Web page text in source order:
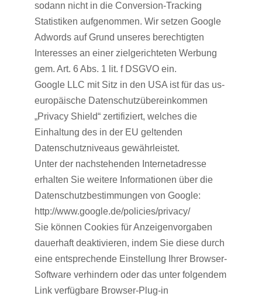
sodann nicht in die Conversion-Tracking
Statistiken aufgenommen. Wir setzen Google
Adwords auf Grund unseres berechtigten
Interesses an einer zielgerichteten Werbung
gem. Art. 6 Abs. 1 lit. f DSGVO ein.
Google LLC mit Sitz in den USA ist für das us-
europäische Datenschutzübereinkommen
„Privacy Shield“ zertifiziert, welches die
Einhaltung des in der EU geltenden
Datenschutzniveaus gewährleistet.
Unter der nachstehenden Internetadresse
erhalten Sie weitere Informationen über die
Datenschutzbestimmungen von Google:
http://www.google.de/policies/privacy/
Sie können Cookies für Anzeigenvorgaben
dauerhaft deaktivieren, indem Sie diese durch
eine entsprechende Einstellung Ihrer Browser-
Software verhindern oder das unter folgendem
Link verfügbare Browser-Plug-in